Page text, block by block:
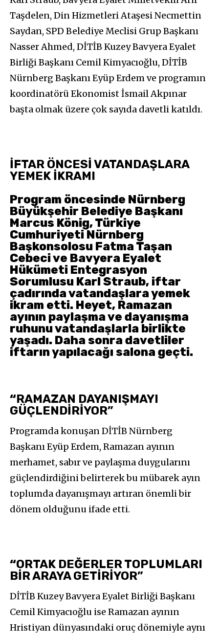
Taşdelen, Din Hizmetleri Ataşesi Necmettin
Saydan, SPD Belediye Meclisi Grup Başkanı
Nasser Ahmed, DİTİB Kuzey Bavyera Eyalet
Birliği Başkanı Cemil Kimyacıoğlu, DİTİB
Nürnberg Başkanı Eyüp Erdem ve programın
koordinatörü Ekonomist İsmail Akpınar
başta olmak üzere çok sayıda davetli katıldı.
İFTAR ÖNCESİ VATANDAŞLARA
YEMEK İKRAMI
Program öncesinde Nürnberg
Büyükşehir Belediye Başkanı
Marcus König, Türkiye
Cumhuriyeti Nürnberg
Başkonsolosu Fatma Taşan
Cebeci ve Bavyera Eyalet
Hükümeti Entegrasyon
Sorumlusu Karl Straub, iftar
çadırında vatandaşlara yemek
ikram etti. Heyet, Ramazan
ayının paylaşma ve dayanışma
ruhunu vatandaşlarla birlikte
yaşadı. Daha sonra davetliler
iftarın yapılacağı salona geçti.
“RAMAZAN DAYANIŞMAYI
GÜÇLENDİRİYOR”
Programda konuşan DİTİB Nürnberg
Başkanı Eyüp Erdem, Ramazan ayının
merhamet, sabır ve paylaşma duygularını
güçlendirdiğini belirterek bu mübarek ayın
toplumda dayanışmayı artıran önemli bir
dönem olduğunu ifade etti.
“ORTAK DEĞERLER TOPLUMLARI
BİR ARAYA GETİRİYOR”
DİTİB Kuzey Bavyera Eyalet Birliği Başkanı
Cemil Kimyacıoğlu ise Ramazan ayının
Hristiyan dünyasındaki oruç dönemiyle aynı